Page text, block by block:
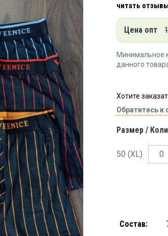
читать отзывы
Цена опт
Минимальное
данного
Хотите
Обратитесь к
Размер /
50 (XL)
Состав: